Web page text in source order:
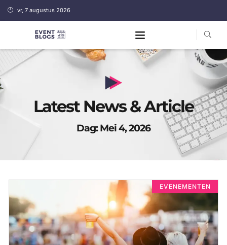
vr, 7 augustus 2026
Latest News & Article
Dag: Mei 4, 2026
EVENEMENTEN